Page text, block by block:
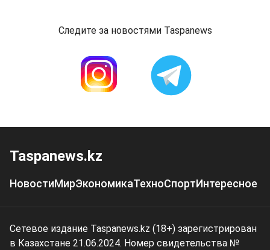
Следите за новостями Taspanews
Taspanews.kz
НовостиМирЭкономикаТехноСпортИнтересное
Сетевое издание Taspanews.kz (18+) зарегистрирован
в Казахстане 21.06.2024. Номер свидетельства №